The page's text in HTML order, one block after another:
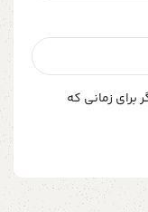
برای زمانی که